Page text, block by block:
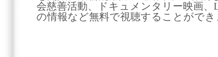
会慈善活動、ドキュメンタリー映画
の情報など無料で視聴することがで